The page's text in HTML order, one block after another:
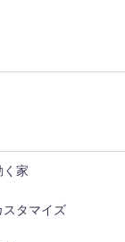
く家
スタマイズ